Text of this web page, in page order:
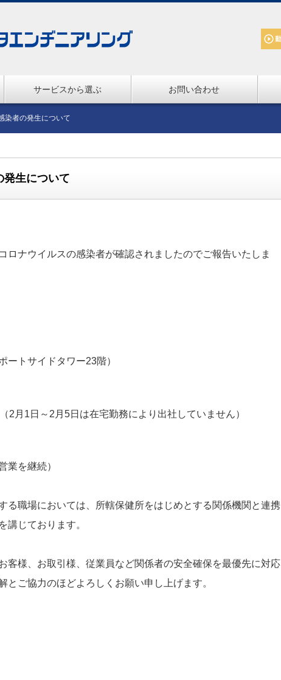
サービスから選ぶ お問い合わせ
染者の発生について
発生について
ロナウイルスの感染者が確認されましたのでご報告いたしま
ートサイドタワー23階）
2月1日～2月5日は在宅勤務により出社していません）
業を継続）
る職場においては、所轄保健所をはじめとする関係機関と連携
講じております。
客様、お取引様、従業員など関係者の安全確保を最優先に対応
とご協力のほどよろしくお願い申し上げます。